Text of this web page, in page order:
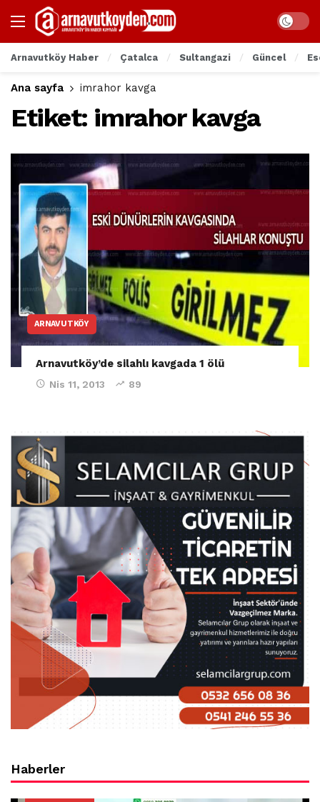
Arnavutköy Haber Çatalca Sultangazi Güncel
Ana sayfa imrahor kavga
Etiket: imrahor kavga
ARNAVUTKÖY
Arnavutköy’de silahlı kavgada 1 ölü
Nis 11, 2013 89
Haberler